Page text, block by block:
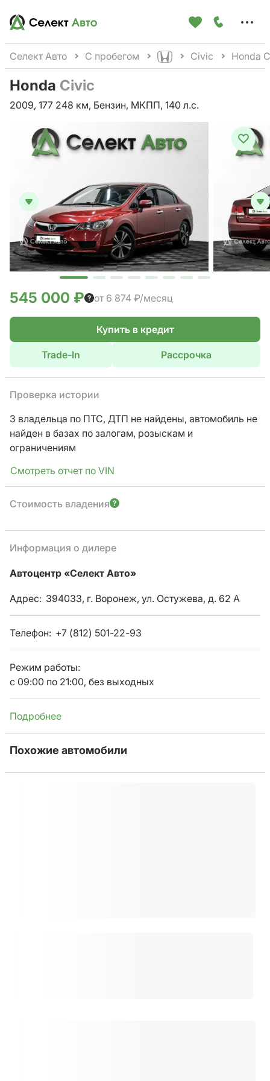
Селект Авто С пробегом Civic Honda
Honda Civic
2009, 177 248 км, Бензин, МКПП, 140 л.с.
545 000 ₽ от 6 874 ₽/месяц
Купить в кредит
Trade-In Рассрочка
Проверка истории
3 владельца по ПТС, ДТП не найдены, автомобиль не
найден в базах по залогам, розыскам и
ограничениям
Смотреть отчет по VIN
Стоимость владения
Информация о дилере
Автоцентр «Селект Авто»
Адрес: 394033, г. Воронеж, ул. Остужева, д. 62 А
Телефон: +7 (812) 501-22-93
Режим работы:
с 09:00 по 21:00, без выходных
Подробнее
Похожие автомобили